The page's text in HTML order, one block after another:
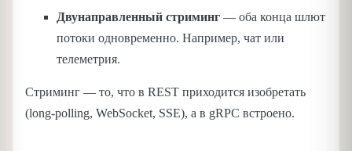
Двунаправленный стриминг — оба конца шлют
потоки одновременно. Например, чат или
телеметрия.
Стриминг — то, что в REST приходится изобретать
(long-polling, WebSocket, SSE), а в gRPC встроено.